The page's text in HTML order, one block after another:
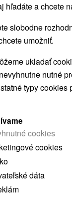
hľadáte a chcete
slobodne
umožniť.
ukladať
nutné
typy cookies
cookies
cookies
dáta